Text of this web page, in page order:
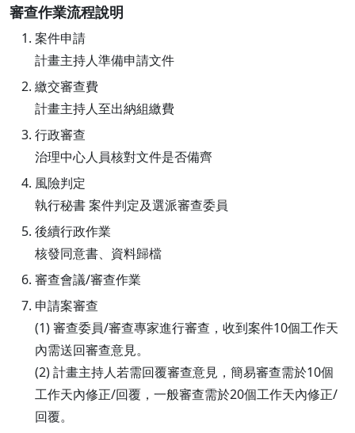
審查作業流程說明
案件申請
計畫主持人準備申請文件
繳交審查費
計畫主持人至出納組繳費
行政審查
治理中心人員核對文件是否備齊
風險判定
執行秘書 案件判定及選派審查委員
後續行政作業
核發同意書、資料歸檔
審查會議/審查作業
申請案審查
(1) 審查委員/審查專家進行審查，收到案件10個工作天
內需送回審查意見。
(2) 計畫主持人若需回覆審查意見，簡易審查需於10個
工作天內修正/回覆，一般審查需於20個工作天內修正/
回覆。